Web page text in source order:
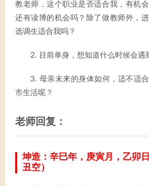
教老师，这个职业是否适合我，有机
还有读博的机会吗？除了做教师外，
选调生适合我吗？
2. 目前单身，想知道什么时候会遇
3. 母亲未来的身体如何，适不适
市生活呢？
老师回复：
坤造：辛巳年，庚寅月，乙卯
丑空）